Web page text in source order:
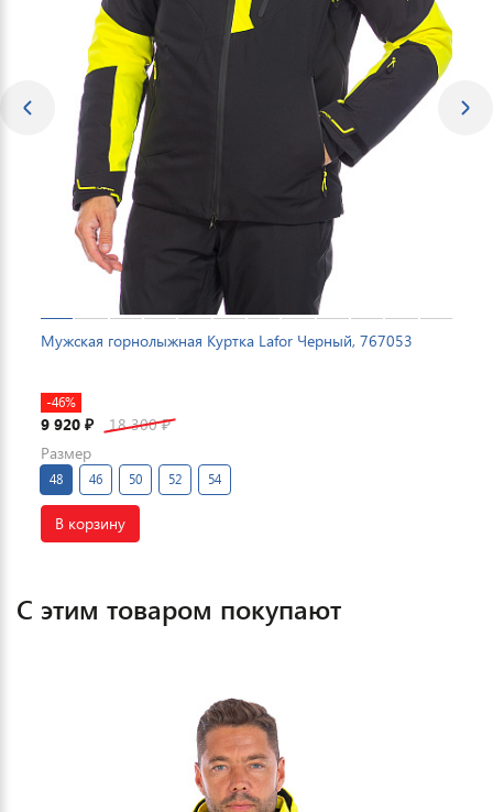
Мужская горнолыжная Куртка Lafor Черный, 767053
-46%
9 920 ₽ 18 300₽
Размер
48 46 50 52 54
В корзину
С этим товаром покупают